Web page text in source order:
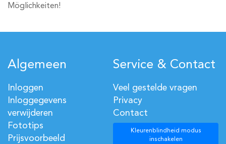
Möglichkeiten!
Algemeen
Inloggen
Inloggegevens
verwijderen
Fototips
Prijsvoorbeeld
Service & Contact
Veel gestelde vragen
Privacy
Contact
Kleurenblindheid modus
inschakelen